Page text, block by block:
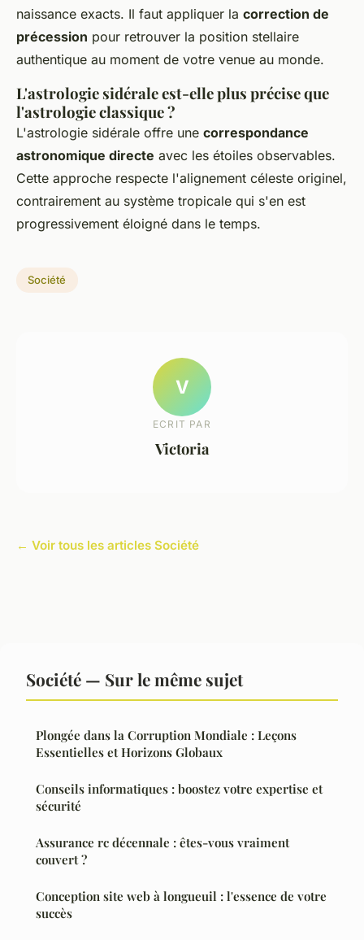
naissance exacts. Il faut appliquer la correction de
précession pour retrouver la position stellaire
authentique au moment de votre venue au monde.
L'astrologie sidérale est-elle plus précise que
l'astrologie classique ?
L'astrologie sidérale offre une correspondance
astronomique directe avec les étoiles observables.
Cette approche respecte l'alignement céleste originel,
contrairement au système tropicale qui s'en est
progressivement éloigné dans le temps.
Société
V
ECRIT PAR
Victoria
← Voir tous les articles Société
Société — Sur le même sujet
Plongée dans la Corruption Mondiale : Leçons
Essentielles et Horizons Globaux
Conseils informatiques : boostez votre expertise et
sécurité
Assurance rc décennale : êtes-vous vraiment
couvert ?
Conception site web à longueuil : l'essence de votre
succès